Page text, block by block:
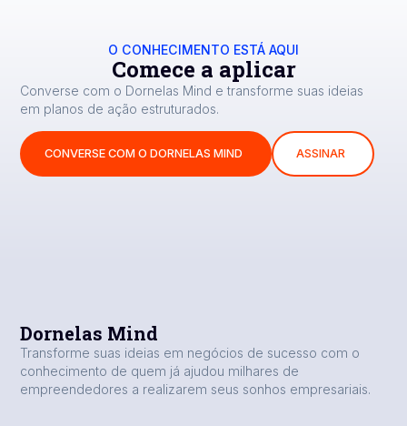
O CONHECIMENTO ESTÁ AQUI
Comece a aplicar
Converse com o Dornelas Mind e transforme suas ideias
em planos de ação estruturados.
CONVERSE COM O DORNELAS MIND ASSINAR
Dornelas Mind
Transforme suas ideias em negócios de sucesso com o
conhecimento de quem já ajudou milhares de
empreendedores a realizarem seus sonhos empresariais.